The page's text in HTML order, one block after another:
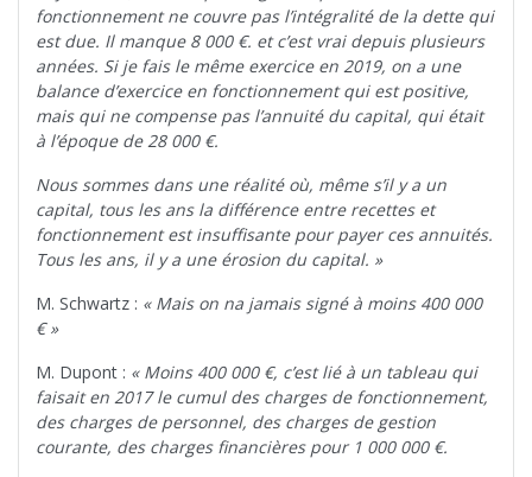
fonctionnement ne couvre pas l’intégralité de la dette qui
est due. Il manque 8 000 €. et c’est vrai depuis plusieurs
années. Si je fais le même exercice en 2019, on a une
balance d’exercice en fonctionnement qui est positive,
mais qui ne compense pas l’annuité du capital, qui était
à l’époque de 28 000 €.
Nous sommes dans une réalité où, même s’il y a un
capital, tous les ans la différence entre recettes et
fonctionnement est insuffisante pour payer ces annuités.
Tous les ans, il y a une érosion du capital. »
M. Schwartz : « Mais on na jamais signé à moins 400 000
€ »
M. Dupont : « Moins 400 000 €, c’est lié à un tableau qui
faisait en 2017 le cumul des charges de fonctionnement,
des charges de personnel, des charges de gestion
courante, des charges financières pour 1 000 000 €.